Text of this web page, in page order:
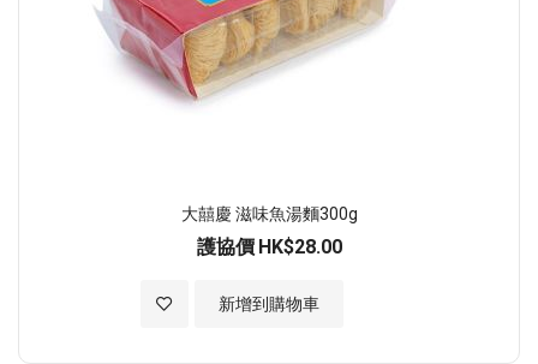
大囍慶 滋味魚湯麵300g
護協價 HK$28.00
新增到購物車
加入至願望清單